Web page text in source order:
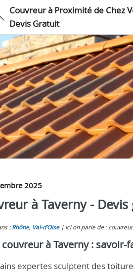
Couvreur à Proximité de Chez
Devis Gratuit
2025
à Taverny -
: Rhône, Val-d’Oise Ici on parle de :
à Taverny :
expertes sculptent des